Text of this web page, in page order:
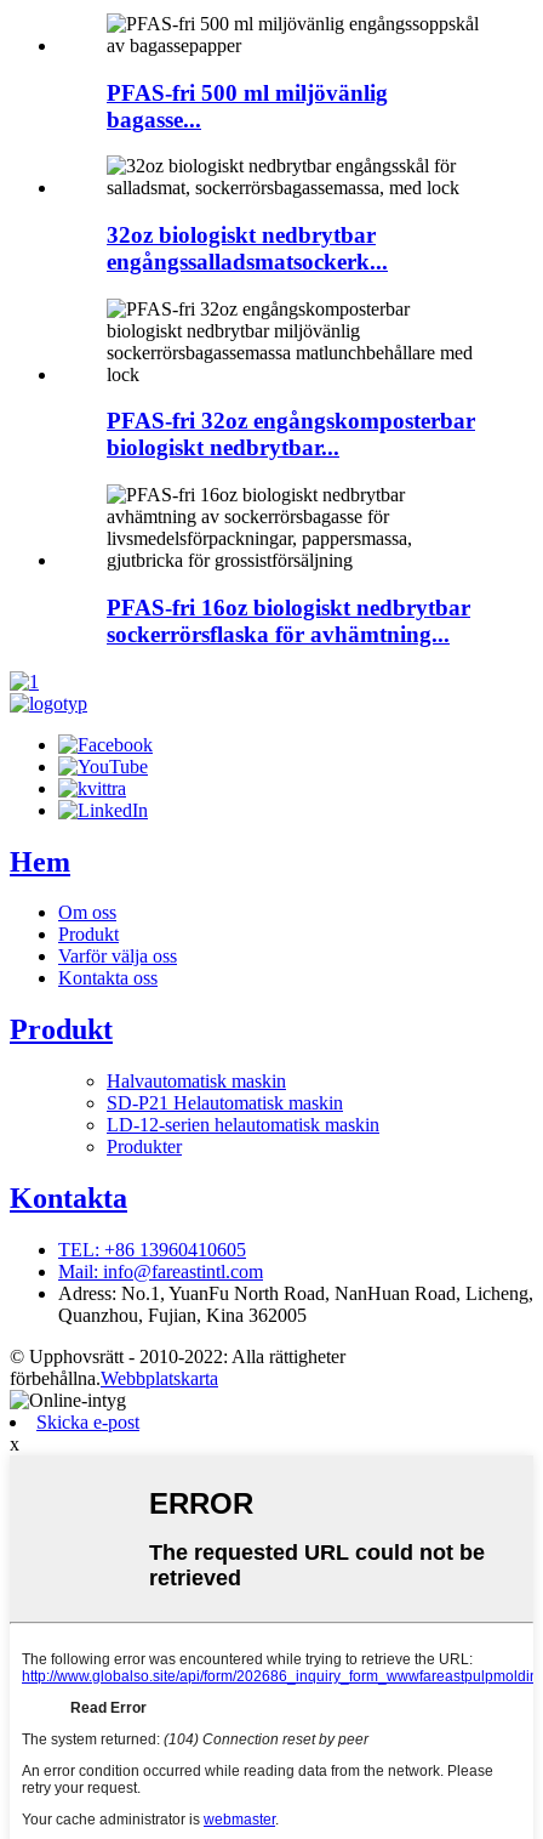
PFAS-fri 500 ml miljövänlig
bagasse...
32oz biologiskt nedbrytbar
engångssalladsmatsockerk...
PFAS-fri 32oz engångskomposterbar
biologiskt nedbrytbar...
PFAS-fri 16oz biologiskt nedbrytbar
sockerrörsflaska för avhämtning...
Hem
Om oss
Produkt
Varför välja oss
Kontakta oss
Produkt
Halvautomatisk maskin
SD-P21 Helautomatisk maskin
LD-12-serien helautomatisk maskin
Produkter
Kontakta
TEL: +86 13960410605
Mail: info@fareastintl.com
Adress: No.1, YuanFu North Road, NanHuan Road, Licheng,
Quanzhou, Fujian, Kina 362005
© Upphovsrätt - 2010-2022: Alla rättigheter
förbehållna.Webbplatskarta
Skicka e-post
x